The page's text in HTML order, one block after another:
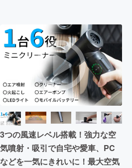
テクノロジー・ガジェット
映像・映画
ビジネス・起業
まちづくり・地域活性化
CAMPFIRE for Social Good
3つの風速レベル搭載！強力な空
気噴射・吸引で自宅や愛車、PC
などを一気にきれいに！最大空気